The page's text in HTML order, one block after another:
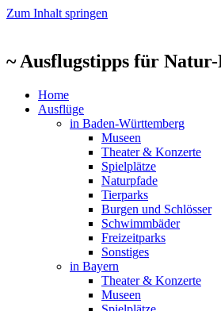
Zum Inhalt springen
~ Ausflugstipps für
Home
Ausflüge
in Baden-Württemberg
Museen
Theater & Konzerte
Spielplätze
Naturpfade
Tierparks
Burgen und Schlösser
Schwimmbäder
Freizeitparks
Sonstiges
in Bayern
Theater & Konzerte
Museen